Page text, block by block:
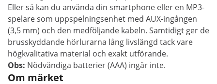
Eller så kan du använda din smartphone eller en MP3-
spelare som uppspelningsenhet med AUX-ingången
(3,5 mm) och den medföljande kabeln. Samtidigt ger de
brusskyddande hörlurarna lång livslängd tack vare
högkvalitativa material och exakt utförande.
Obs: Nödvändiga batterier (AAA) ingår inte.
Om märket